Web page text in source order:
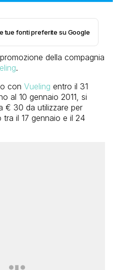
tue fonti preferite su Google
della compagnia
.
con Vueling entro il 31
al 10 gennaio 2011, si
€ 30 da utilizzare per
il 17 gennaio e il 24